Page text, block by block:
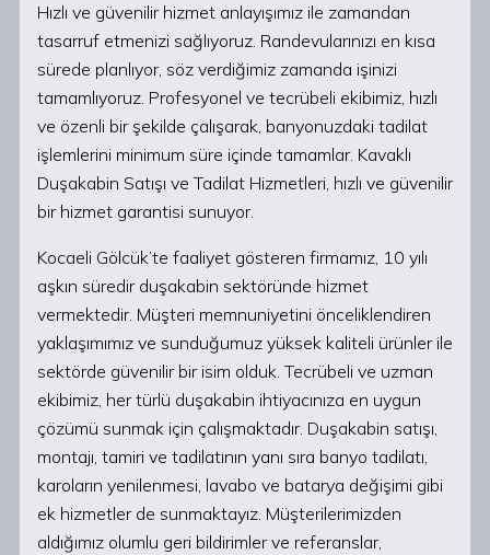
Hızlı ve güvenilir hizmet anlayışımız ile zamandan
tasarruf etmenizi sağlıyoruz. Randevularınızı en kısa
sürede planlıyor, söz verdiğimiz zamanda işinizi
tamamlıyoruz. Profesyonel ve tecrübeli ekibimiz, hızlı
ve özenli bir şekilde çalışarak, banyonuzdaki tadilat
işlemlerini minimum süre içinde tamamlar. Kavaklı
Duşakabin Satışı ve Tadilat Hizmetleri, hızlı ve güvenilir
bir hizmet garantisi sunuyor.
Kocaeli Gölcük’te faaliyet gösteren firmamız, 10 yılı
aşkın süredir duşakabin sektöründe hizmet
vermektedir. Müşteri memnuniyetini önceliklendiren
yaklaşımımız ve sunduğumuz yüksek kaliteli ürünler ile
sektörde güvenilir bir isim olduk. Tecrübeli ve uzman
ekibimiz, her türlü duşakabin ihtiyacınıza en uygun
çözümü sunmak için çalışmaktadır. Duşakabin satışı,
montajı, tamiri ve tadilatının yanı sıra banyo tadilatı,
karoların yenilenmesi, lavabo ve batarya değişimi gibi
ek hizmetler de sunmaktayız. Müşterilerimizden
aldığımız olumlu geri bildirimler ve referanslar,